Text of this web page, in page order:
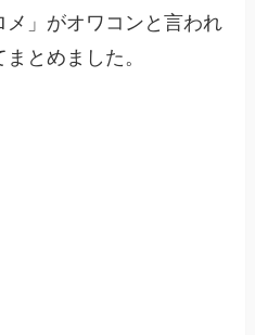
」がオワコンと言われ
とめました。